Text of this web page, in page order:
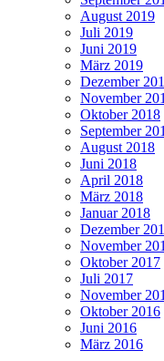
August 2019
Juli 2019
Juni 2019
März 2019
Dezember
November
Oktober 2018
September
August 2018
Juni 2018
April 2018
März 2018
Januar 2018
Dezember
November
Oktober 2017
Juli 2017
November
Oktober 2016
Juni 2016
März 2016